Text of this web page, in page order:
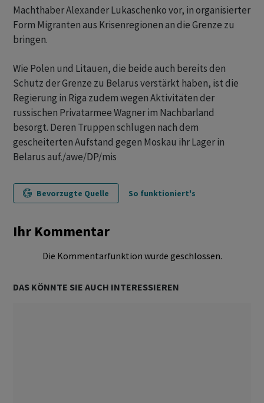
Machthaber Alexander Lukaschenko vor, in organisierter
Form Migranten aus Krisenregionen an die Grenze zu
bringen.
Wie Polen und Litauen, die beide auch bereits den
Schutz der Grenze zu Belarus verstärkt haben, ist die
Regierung in Riga zudem wegen Aktivitäten der
russischen Privatarmee Wagner im Nachbarland
besorgt. Deren Truppen schlugen nach dem
gescheiterten Aufstand gegen Moskau ihr Lager in
Belarus auf./awe/DP/mis
Bevorzugte Quelle So funktioniert's
Ihr Kommentar
Die Kommentarfunktion wurde geschlossen.
DAS KÖNNTE SIE AUCH INTERESSIEREN